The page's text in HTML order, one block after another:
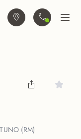
Trova agenziaContattaciApri
(RM)